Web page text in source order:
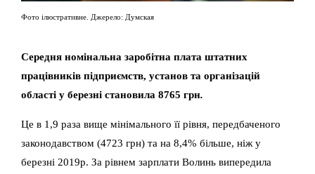
Фото ілюстративне. Джерело: Думская
Середня номінальна заробітна плата штатних
працівників підприємств, установ та організацій
області у березні становила 8765 грн.
Це в 1,9 раза вище мінімального її рівня, передбаченого
законодавством (4723 грн) та на 8,4% більше, ніж у
березні 2019р. За рівнем зарплати Волинь випередила